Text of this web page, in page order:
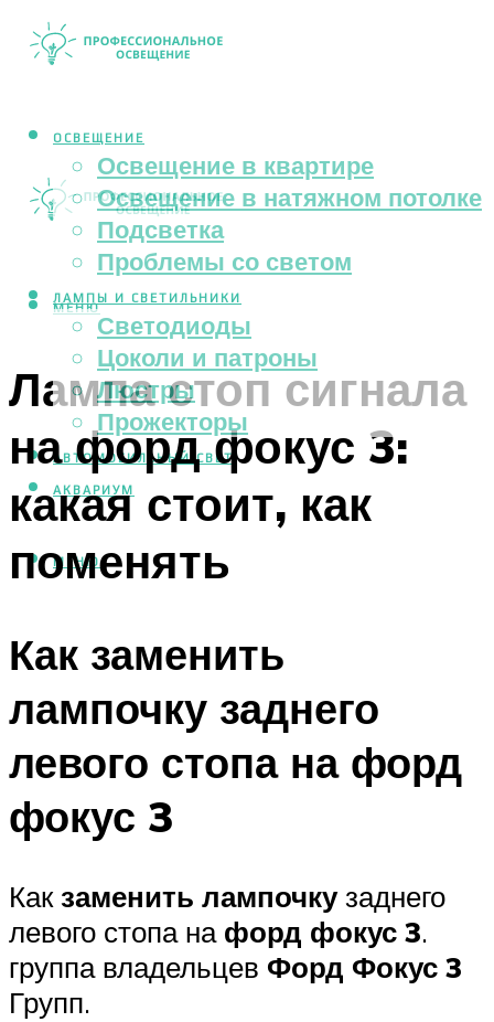
ОСВЕЩЕНИЕ
Освещение в квартире
Освещение в натяжном потолке
Подсветка
Проблемы со светом
ЛАМПЫ И СВЕТИЛЬНИКИ
Светодиоды
Цоколи и патроны
Люстры
Прожекторы
АВТОМОБИЛЬНЫЙ СВЕТ
АКВАРИУМ
МЕНЮ
МЕНЮ
Лампа стоп сигнала
на форд фокус 3:
какая стоит, как
поменять
Как заменить
лампочку заднего
левого стопа на форд
фокус 3
Какзаменить лампочкузаднего
левого стопа на форд фокус 3.
группа владельцев Форд Фокус 3
Групп.